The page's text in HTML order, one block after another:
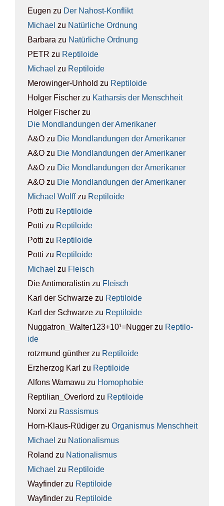
Eugen zu Der Nah­ost-Kon­flikt
Michael zu Natür­li­che Ord­nung
Barbara zu Natür­li­che Ord­nung
PETR zu Rep­ti­lo­ide
Michael zu Rep­ti­lo­ide
Merowinger-Unhold zu Rep­ti­lo­ide
Holger Fischer zu Kathar­sis der Mensch­heit
Holger Fischer zu
Die Mond­lan­dun­gen der Ame­ri­ka­ner
A&O zu Die Mond­lan­dun­gen der Ame­ri­ka­ner
A&O zu Die Mond­lan­dun­gen der Ame­ri­ka­ner
A&O zu Die Mond­lan­dun­gen der Ame­ri­ka­ner
A&O zu Die Mond­lan­dun­gen der Ame­ri­ka­ner
Michael Wolffzu Rep­ti­lo­ide
Potti zu Rep­ti­lo­ide
Potti zu Rep­ti­lo­ide
Potti zu Rep­ti­lo­ide
Potti zu Rep­ti­lo­ide
Michael zu Fleisch
Die Antimoralistin zu Fleisch
Karl der Schwarze zu Rep­ti­lo­ide
Karl der Schwarze zu Rep­ti­lo­ide
Nuggatron_Walter123+10¹=Nugger zu Rep­ti­lo­
ide
rotzmund günther zu Rep­ti­lo­ide
Erzherzog Karl zu Rep­ti­lo­ide
Alfons Wamawu zu Homo­pho­bie
Reptilian_Overlord zu Rep­ti­lo­ide
Norxi zu Ras­sis­mus
Horn-Klaus-Rüdiger zu Orga­nis­mus Mensch­heit
Michael zu Natio­na­lis­mus
Roland zu Natio­na­lis­mus
Michael zu Rep­ti­lo­ide
Wayfinder zu Rep­ti­lo­ide
Wayfinder zu Rep­ti­lo­ide